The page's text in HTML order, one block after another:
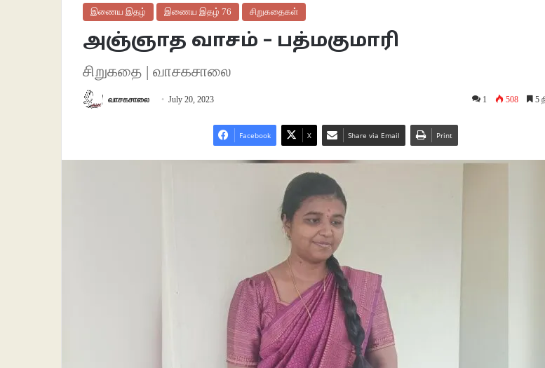
இணைய இதழ் இணைய இதழ் 76 சிறுகதைகள்
அஞ்ஞாத வாசம் – பத்மகுமாரி
சிறுகதை | வாசகசாலை
வாசகசாலை July 20, 2023 1 508 5
Facebook X Share via Email Print